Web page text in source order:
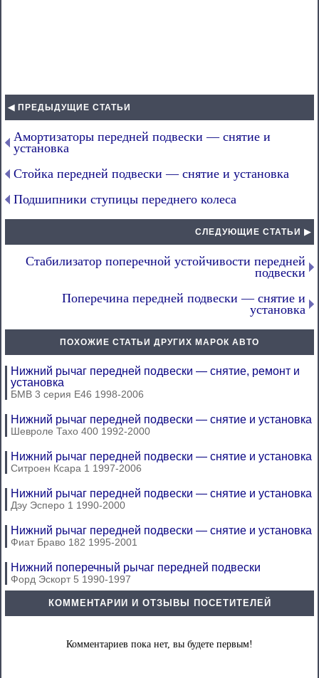
◀ ПРЕДЫДУЩИЕ СТАТЬИ
Амортизаторы передней подвески — снятие и
установка
Стойка передней подвески — снятие и установка
Подшипники ступицы переднего колеса
СЛЕДУЮЩИЕ СТАТЬИ ▶
Стабилизатор поперечной устойчивости передней
подвески
Поперечина передней подвески — снятие и
установка
ПОХОЖИЕ СТАТЬИ ДРУГИХ МАРОК АВТО
Нижний рычаг передней подвески — снятие, ремонт и
установка
БМВ 3 серия Е46 1998-2006
Нижний рычаг передней подвески — снятие и установка
Шевроле Тахо 400 1992-2000
Нижний рычаг передней подвески — снятие и установка
Ситроен Ксара 1 1997-2006
Нижний рычаг передней подвески — снятие и установка
Дэу Эсперо 1 1990-2000
Нижний рычаг передней подвески — снятие и установка
Фиат Браво 182 1995-2001
Нижний поперечный рычаг передней подвески
Форд Эскорт 5 1990-1997
КОММЕНТАРИИ И ОТЗЫВЫ ПОСЕТИТЕЛЕЙ
Комментариев пока нет, вы будете первым!